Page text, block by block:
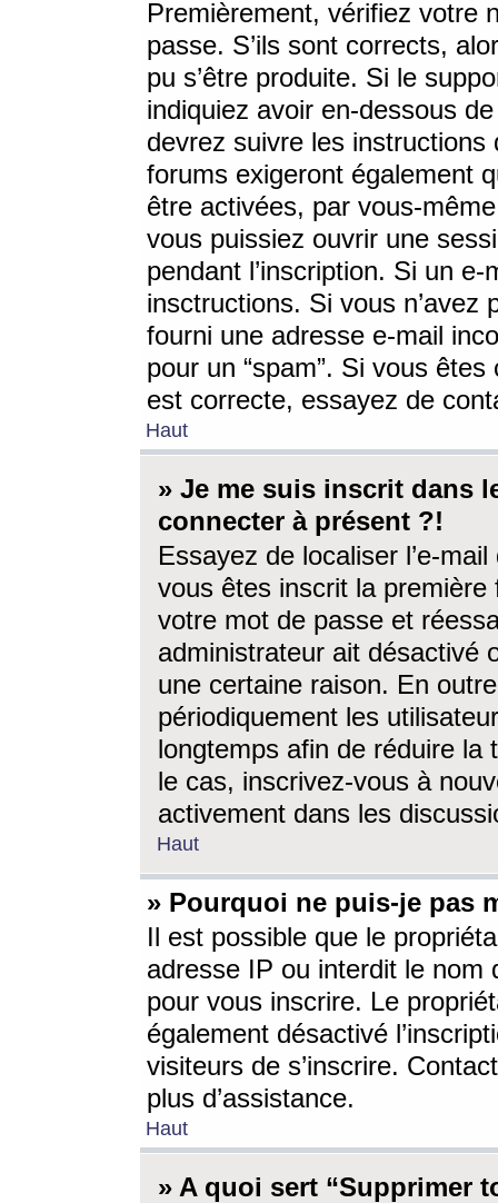
Premièrement, vérifiez votre
passe. S’ils sont corrects,
pu s’être produite. Si le
indiquiez avoir en-dessous
devrez suivre les
forums exigeront également
être activées, par vous-
vous puissiez ouvrir une
pendant l’inscription. Si un
insctructions. Si vous n’avez
fourni une adresse e-mail
pour un “spam”. Si vous
est correcte, essayez de
Haut
» Je me suis inscrit dans
connecter à présent ?!
Essayez de localiser l’e-
vous êtes inscrit la première
votre mot de passe et
administrateur ait désactivé
une certaine raison. En
périodiquement les
longtemps afin de réduire la
le cas, inscrivez-vous à
activement dans les
Haut
» Pourquoi ne puis-je pas
Il est possible que le
adresse IP ou interdit le nom
pour vous inscrire. Le
également désactivé
visiteurs de s’inscrire.
plus d’assistance.
Haut
» A quoi sert “Supprimer